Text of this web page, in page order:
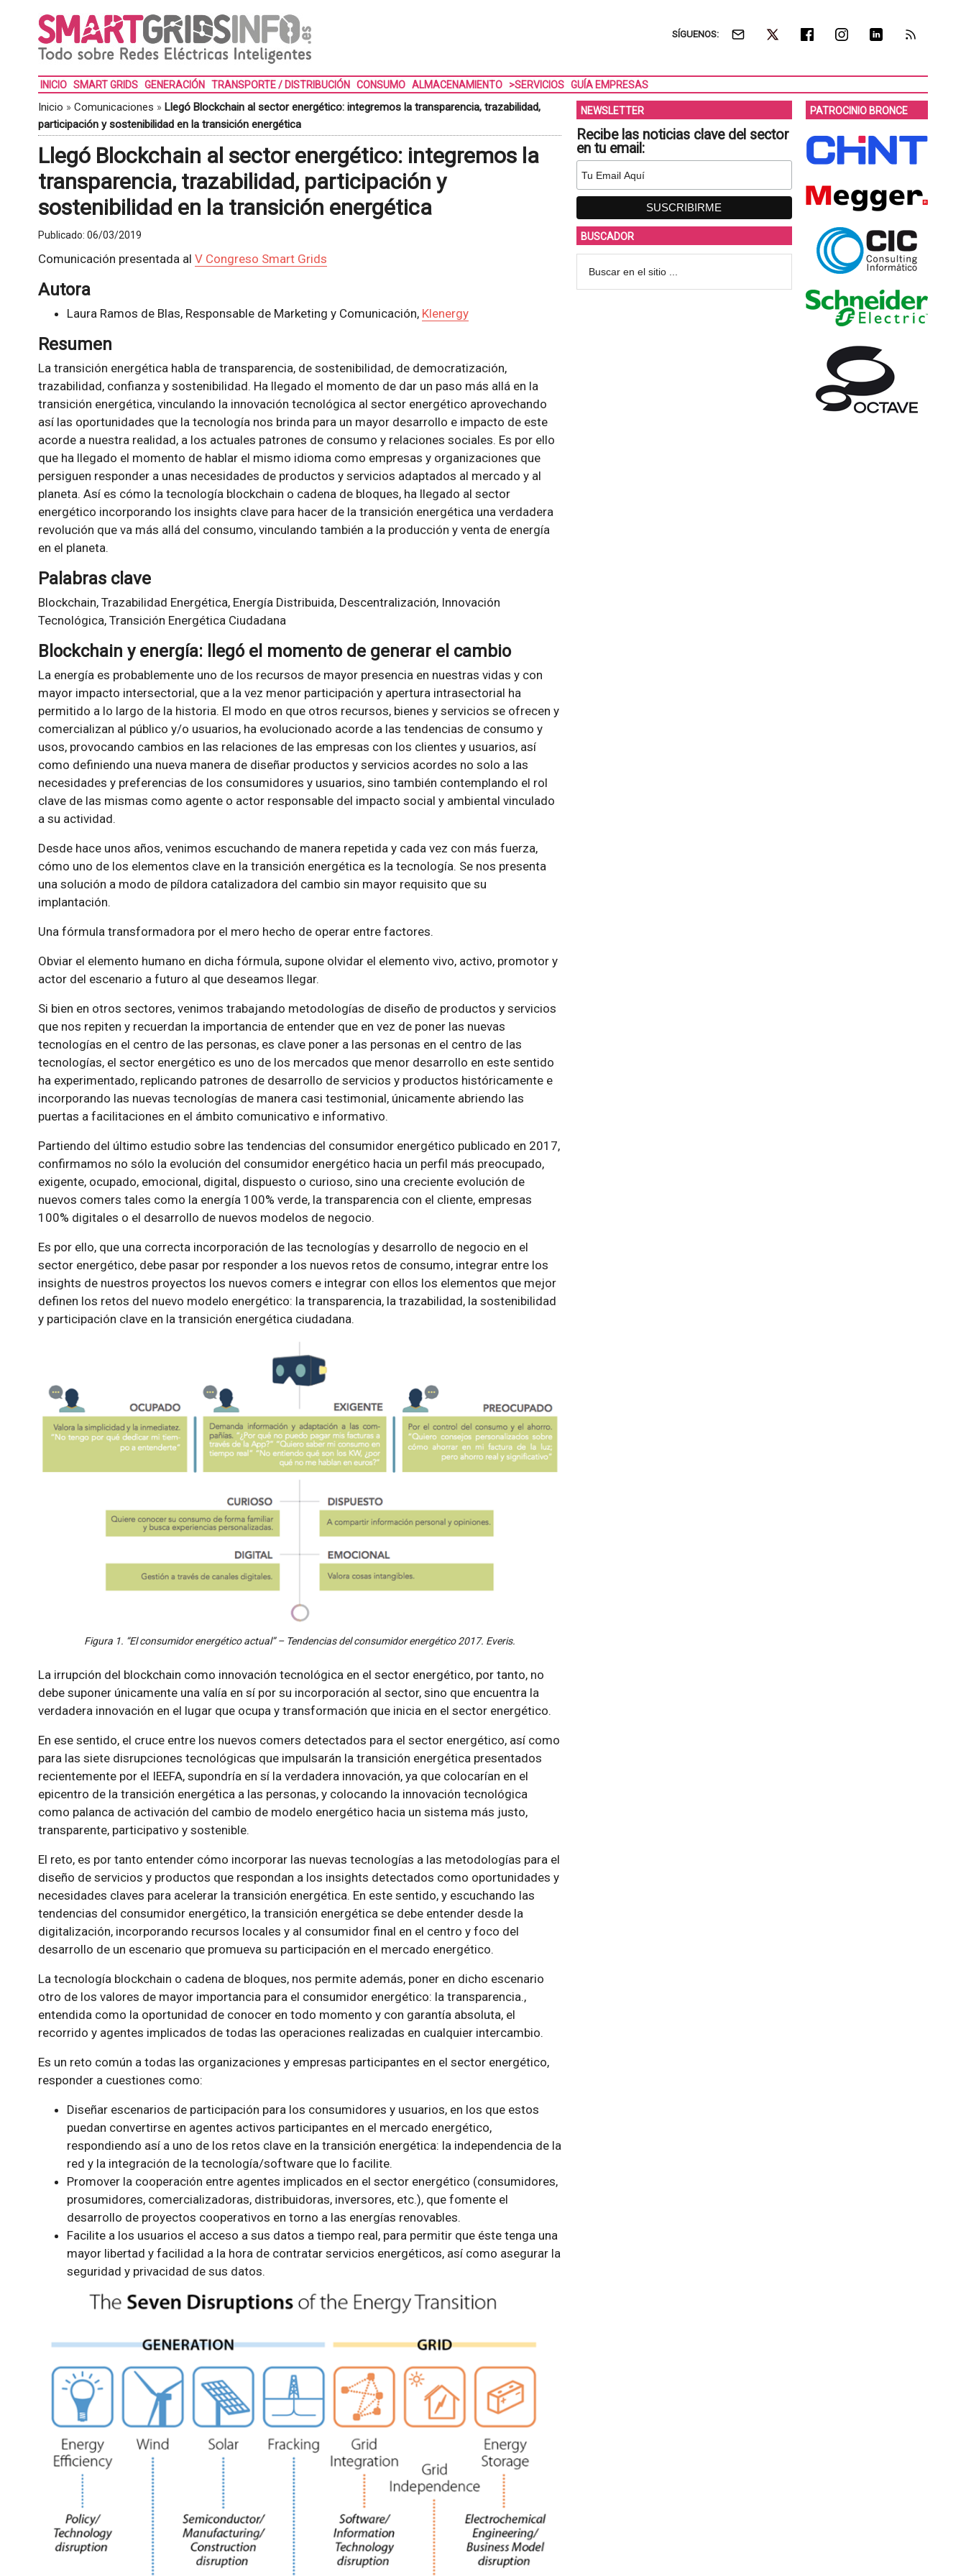
SÍGUENOS:
INICIO SMART GRIDS GENERACIÓN TRANSPORTE / DISTRIBUCIÓN CONSUMO ALMACENAMIENTO >SERVICIOS GUÍA EMPRESAS
Inicio » Comunicaciones » Llegó Blockchain al sector energético: integremos la transparencia, trazabilidad,
participación y sostenibilidad en la transición energética
Llegó Blockchain al sector energético: integremos la
transparencia, trazabilidad, participación y
sostenibilidad en la transición energética
Publicado: 06/03/2019
Comunicación presentada al V Congreso Smart Grids
Autora
Laura Ramos de Blas, Responsable de Marketing y Comunicación, Klenergy
Resumen
La transición energética habla de transparencia, de sostenibilidad, de democratización,
trazabilidad, confianza y sostenibilidad. Ha llegado el momento de dar un paso más allá en la
transición energética, vinculando la innovación tecnológica al sector energético aprovechando
así las oportunidades que la tecnología nos brinda para un mayor desarrollo e impacto de este
acorde a nuestra realidad, a los actuales patrones de consumo y relaciones sociales. Es por ello
que ha llegado el momento de hablar el mismo idioma como empresas y organizaciones que
persiguen responder a unas necesidades de productos y servicios adaptados al mercado y al
planeta. Así es cómo la tecnología blockchain o cadena de bloques, ha llegado al sector
energético incorporando los insights clave para hacer de la transición energética una verdadera
revolución que va más allá del consumo, vinculando también a la producción y venta de energía
en el planeta.
Palabras clave
Blockchain, Trazabilidad Energética, Energía Distribuida, Descentralización, Innovación
Tecnológica, Transición Energética Ciudadana
Blockchain y energía: llegó el momento de generar el cambio
La energía es probablemente uno de los recursos de mayor presencia en nuestras vidas y con
mayor impacto intersectorial, que a la vez menor participación y apertura intrasectorial ha
permitido a lo largo de la historia. El modo en que otros recursos, bienes y servicios se ofrecen y
comercializan al público y/o usuarios, ha evolucionado acorde a las tendencias de consumo y
usos, provocando cambios en las relaciones de las empresas con los clientes y usuarios, así
como definiendo una nueva manera de diseñar productos y servicios acordes no solo a las
necesidades y preferencias de los consumidores y usuarios, sino también contemplando el rol
clave de las mismas como agente o actor responsable del impacto social y ambiental vinculado
a su actividad.
Desde hace unos años, venimos escuchando de manera repetida y cada vez con más fuerza,
cómo uno de los elementos clave en la transición energética es la tecnología. Se nos presenta
una solución a modo de píldora catalizadora del cambio sin mayor requisito que su
implantación.
Una fórmula transformadora por el mero hecho de operar entre factores.
Obviar el elemento humano en dicha fórmula, supone olvidar el elemento vivo, activo, promotor y
actor del escenario a futuro al que deseamos llegar.
Si bien en otros sectores, venimos trabajando metodologías de diseño de productos y servicios
que nos repiten y recuerdan la importancia de entender que en vez de poner las nuevas
tecnologías en el centro de las personas, es clave poner a las personas en el centro de las
tecnologías, el sector energético es uno de los mercados que menor desarrollo en este sentido
ha experimentado, replicando patrones de desarrollo de servicios y productos históricamente e
incorporando las nuevas tecnologías de manera casi testimonial, únicamente abriendo las
puertas a facilitaciones en el ámbito comunicativo e informativo.
Partiendo del último estudio sobre las tendencias del consumidor energético publicado en 2017,
confirmamos no sólo la evolución del consumidor energético hacia un perfil más preocupado,
exigente, ocupado, emocional, digital, dispuesto o curioso, sino una creciente evolución de
nuevos comers tales como la energía 100% verde, la transparencia con el cliente, empresas
100% digitales o el desarrollo de nuevos modelos de negocio.
Es por ello, que una correcta incorporación de las tecnologías y desarrollo de negocio en el
sector energético, debe pasar por responder a los nuevos retos de consumo, integrar entre los
insights de nuestros proyectos los nuevos comers e integrar con ellos los elementos que mejor
definen los retos del nuevo modelo energético: la transparencia, la trazabilidad, la sostenibilidad
y participación clave en la transición energética ciudadana.
Figura 1. “El consumidor energético actual” – Tendencias del consumidor energético 2017. Everis.
La irrupción del blockchain como innovación tecnológica en el sector energético, por tanto, no
debe suponer únicamente una valía en sí por su incorporación al sector, sino que encuentra la
verdadera innovación en el lugar que ocupa y transformación que inicia en el sector energético.
En ese sentido, el cruce entre los nuevos comers detectados para el sector energético, así como
para las siete disrupciones tecnológicas que impulsarán la transición energética presentados
recientemente por el IEEFA, supondría en sí la verdadera innovación, ya que colocarían en el
epicentro de la transición energética a las personas, y colocando la innovación tecnológica
como palanca de activación del cambio de modelo energético hacia un sistema más justo,
transparente, participativo y sostenible.
El reto, es por tanto entender cómo incorporar las nuevas tecnologías a las metodologías para el
diseño de servicios y productos que respondan a los insights detectados como oportunidades y
necesidades claves para acelerar la transición energética. En este sentido, y escuchando las
tendencias del consumidor energético, la transición energética se debe entender desde la
digitalización, incorporando recursos locales y al consumidor final en el centro y foco del
desarrollo de un escenario que promueva su participación en el mercado energético.
La tecnología blockchain o cadena de bloques, nos permite además, poner en dicho escenario
otro de los valores de mayor importancia para el consumidor energético: la transparencia.,
entendida como la oportunidad de conocer en todo momento y con garantía absoluta, el
recorrido y agentes implicados de todas las operaciones realizadas en cualquier intercambio.
Es un reto común a todas las organizaciones y empresas participantes en el sector energético,
responder a cuestiones como:
Diseñar escenarios de participación para los consumidores y usuarios, en los que estos
puedan convertirse en agentes activos participantes en el mercado energético,
respondiendo así a uno de los retos clave en la transición energética: la independencia de la
red y la integración de la tecnología/software que lo facilite.
Promover la cooperación entre agentes implicados en el sector energético (consumidores,
prosumidores, comercializadoras, distribuidoras, inversores, etc.), que fomente el
desarrollo de proyectos cooperativos en torno a las energías renovables.
Facilite a los usuarios el acceso a sus datos a tiempo real, para permitir que éste tenga una
mayor libertad y facilidad a la hora de contratar servicios energéticos, así como asegurar la
seguridad y privacidad de sus datos.
NEWSLETTER
Recibe las noticias clave del sector
en tu email:
BUSCADOR
PATROCINIO BRONCE